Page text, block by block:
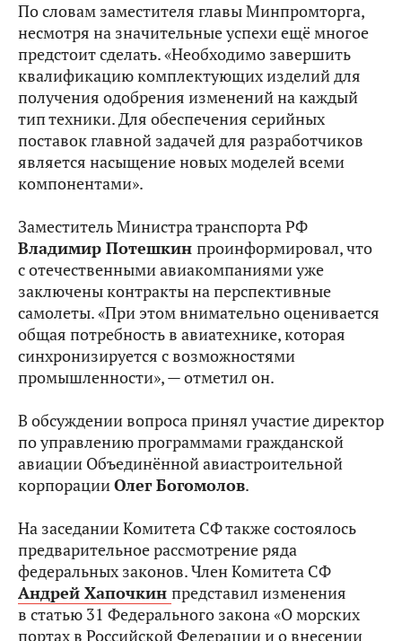
По словам заместителя главы Минпромторга,
несмотря на значительные успехи ещё многое
предстоит сделать. «Необходимо завершить
квалификацию комплектующих изделий для
получения одобрения изменений на каждый
тип техники. Для обеспечения серийных
поставок главной задачей для разработчиков
является насыщение новых моделей всеми
компонентами».
Заместитель Министра транспорта РФ
Владимир Потешкин проинформировал, что
с отечественными авиакомпаниями уже
заключены контракты на перспективные
самолеты. «При этом внимательно оценивается
общая потребность в авиатехнике, которая
синхронизируется с возможностями
промышленности», — отметил он.
В обсуждении вопроса принял участие директор
по управлению программами гражданской
авиации Объединённой авиастроительной
корпорацииОлег Богомолов.
На заседании Комитета СФ также состоялось
предварительное рассмотрение ряда
федеральных законов. Член Комитета СФ
Андрей Хапочкин представил изменения
в статью 31 Федерального закона «О морских
портах в Российской Федерации и о внесении